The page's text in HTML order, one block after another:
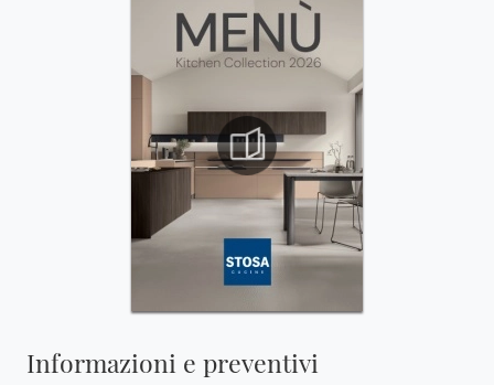
Informazioni e preventivi